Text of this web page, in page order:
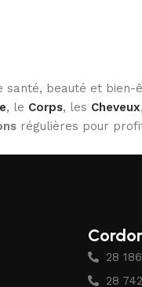
beauté et bien-
, le Corps, les Cheveux
régulières pour
28
28